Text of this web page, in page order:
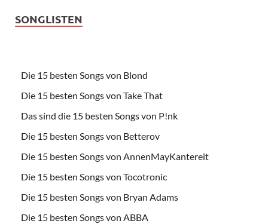
SONGLISTEN
Die 15 besten Songs von Blond
Die 15 besten Songs von Take That
Das sind die 15 besten Songs von P!nk
Die 15 besten Songs von Betterov
Die 15 besten Songs von AnnenMayKantereit
Die 15 besten Songs von Tocotronic
Die 15 besten Songs von Bryan Adams
Die 15 besten Songs von ABBA